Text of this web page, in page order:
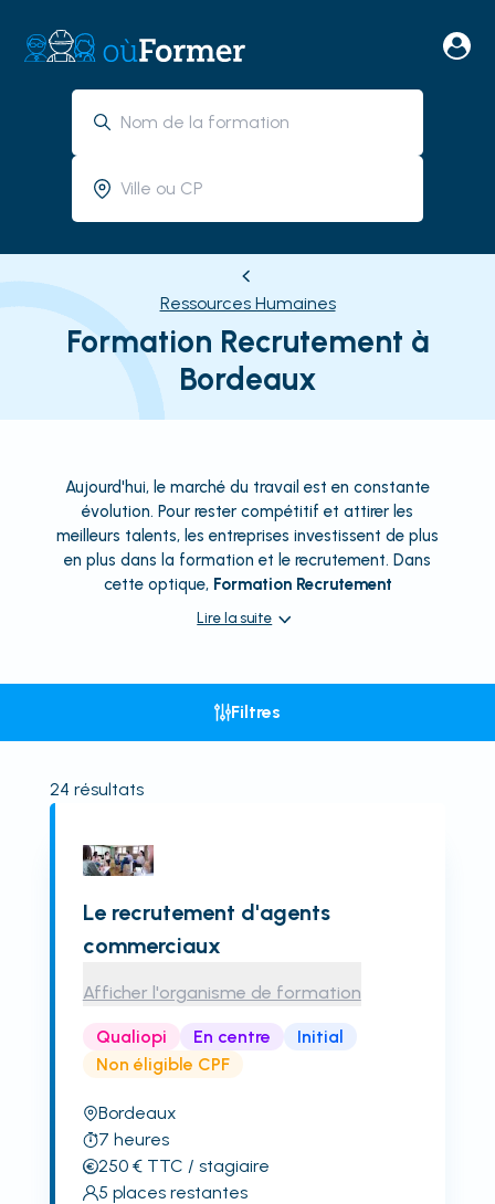
Ressources Humaines
Formation Recrutement à
Bordeaux
Aujourd'hui, le marché du travail est en constante
évolution. Pour rester compétitif et attirer les
meilleurs talents, les entreprises investissent de plus
en plus dans la formation et le recrutement. Dans
cette optique, Formation Recrutement
Lire la suite
Filtres
24 résultats
Le recrutement d'agents
commerciaux
Afficher l'organisme de formation
Qualiopi En centre
Initial
Non éligible CPF
Bordeaux
7 heures
250€ TTC / stagiaire
5 places restantes